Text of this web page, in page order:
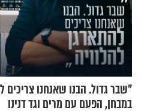
"שבר גדול. הבנו שאנחנו צריכים
במבחן, הפעם עם מרים וגד דנינו